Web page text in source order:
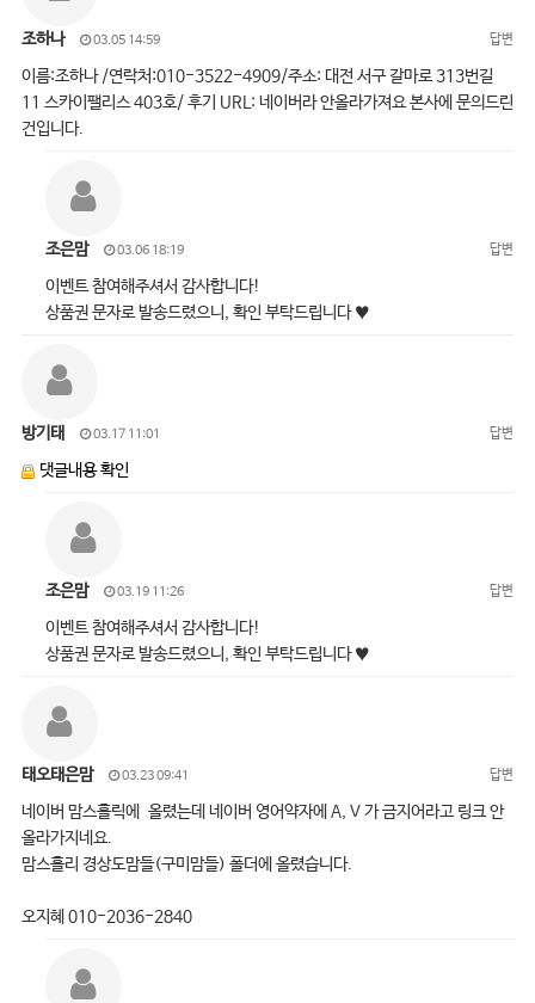
조하나 03.05 14:59 답변
이름:조하나 /연락처:010-3522-4909/주소: 대전 서구 갈마로 313번길
11 스카이팰리스 403호/ 후기 URL: 네이버라 안올라가져요 본사에 문의드린
건입니다.
조은맘 03.06 18:19 답변
이벤트 참여해주셔서 감사합니다!
상품권 문자로 발송드렸으니, 확인 부탁드립니다 ♥
방기태 03.17 11:01 답변
댓글내용 확인
조은맘 03.19 11:26 답변
이벤트 참여해주셔서 감사합니다!
상품권 문자로 발송드렸으니, 확인 부탁드립니다 ♥
태오태은맘 03.23 09:41 답변
네이버 맘스홀릭에 올렸는데 네이버 영어약자에 A, V 가 금지어라고 링크 안
올라가지네요.
맘스홀리 경상도맘들(구미맘들) 폴더에 올렸습니다.
오지혜 010-2036-2840